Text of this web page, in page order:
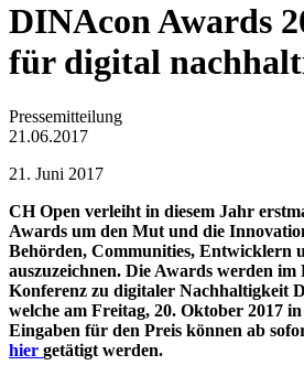
DINAcon Awards
für digital
Pressemitteilung
21.06.2017
21. Juni 2017
CH Open verleiht in diesem Jahr
Awards um den Mut und die
Behörden, Communities, Entwicklern
auszuzeichnen. Die Awards werden im
Konferenz zu digitaler Nachhaltigkeit
welche am Freitag, 20. Oktober 2017
Eingaben für den Preis können ab
hier getätigt werden.